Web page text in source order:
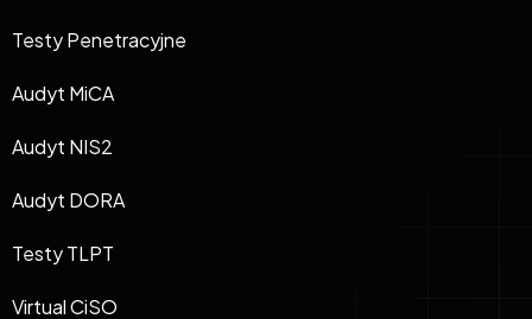
Testy Penetracyjne
Audyt MiCA
Audyt NIS2
Audyt DORA
Testy TLPT
Virtual CiSO